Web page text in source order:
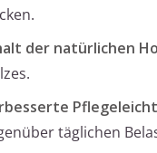
der natürlichen
täglichen